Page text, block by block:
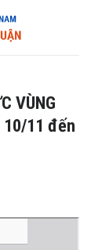
VÙNG
10/11 đến